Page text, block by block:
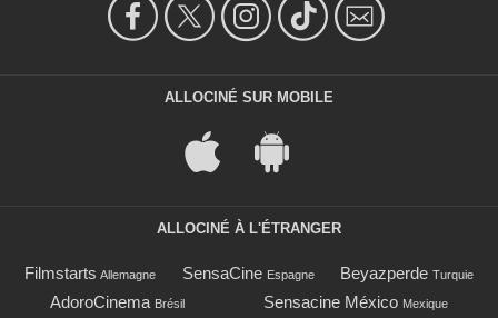
ALLOCINÉ SUR MOBILE
ALLOCINÉ À L'ÉTRANGER
Filmstarts Allemagne SensaCine Espagne Beyazperde Turquie
AdoroCinema Brésil Sensacine México Mexique